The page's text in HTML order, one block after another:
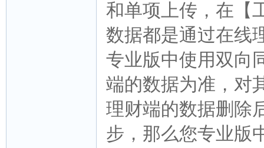
和单项上传，在【
数据都是通过在线
专业版中使用双向
端的数据为准，对
理财端的数据删除
步，那么您专业版